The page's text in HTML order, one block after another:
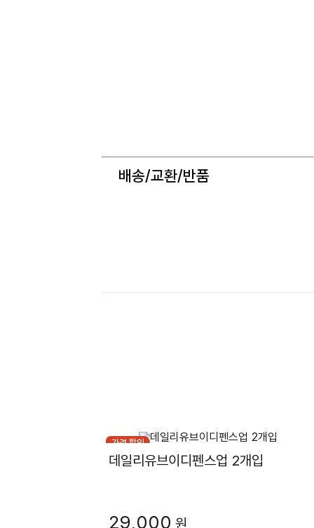
배송/교환/반품
가격 할인
데일리유브이디펜스업 2개입
29,000 원